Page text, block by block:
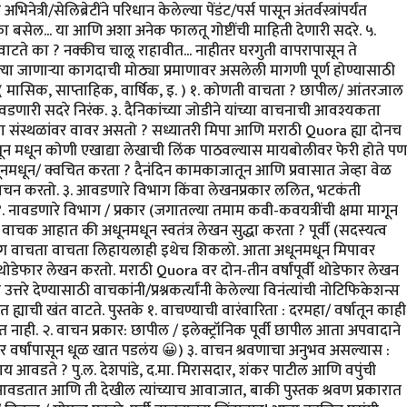
सेलिब्रेटींने परिधान केलेल्या पेंडंट/पर्स पासून अंतर्वस्त्रांपर्यंत
या आणि अशा अनेक फालतू गोष्टींची माहिती देणारी सदरे. ५.
का ? नक्कीच चालू राहावीत... नाहीतर घरगुती वापरापासून ते
जाणाऱ्या कागदाची मोठ्या प्रमाणावर असलेली मागणी पूर्ण होण्यासाठी
साप्ताहिक, वार्षिक, इ. ) १. कोणती वाचता ? छापील/ आंतरजाल
सदरे निरंक. ३. दैनिकांच्या जोडीने यांच्या वाचनाची आवश्यकता
वावर असतो ? सध्यातरी मिपा आणि मराठी Quora ह्या दोनच
कोणी एखाद्या लेखाची लिंक पाठवल्यास मायबोलीवर फेरी होते पण
क्वचित करता ? दैनंदिन कामकाजातून आणि प्रवासात जेव्हा वेळ
करतो. ३. आवडणारे विभाग किंवा लेखनप्रकार ललित, भटकंती
विभाग / प्रकार (जगातल्या तमाम कवी-कवयत्रींची क्षमा मागून
आहात की अधूनमधून स्वतंत्र लेखन सुद्धा करता ? पूर्वी (सदस्यत्व
वाचता वाचता लिहायलाही इथेच शिकलो. आता अधूनमधून मिपावर
लेखन करतो. मराठी Quora वर दोन-तीन वर्षांपूर्वी थोडेफार लेखन
देण्यासाठी वाचकांनी/प्रश्नकर्त्यांनी केलेल्या विनंत्यांची नोटिफिकेशन्स
खंत वाटते. पुस्तके १. वाचण्याची वारंवारिता : दरमहा/ वर्षातून काही
२. वाचन प्रकार: छापील / इलेक्ट्रॉनिक पूर्वी छापील आता अपवादाने
धूळ खात पडलंय 😀) ३. वाचन श्रवणाचा अनुभव असल्यास :
? पु.ल. देशपांडे, द.मा. मिरासदार, शंकर पाटील आणि वपुंची
आणि ती देखील त्यांच्याच आवाजात, बाकी पुस्तक श्रवण प्रकारात